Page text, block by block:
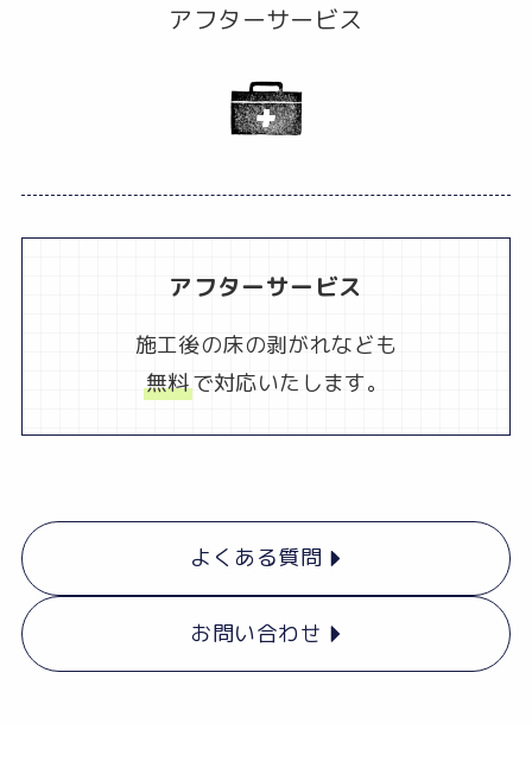
アフターサービス
アフターサービス
施工後の床の剥がれなども
無料で対応いたします。
よくある質問
お問い合わせ